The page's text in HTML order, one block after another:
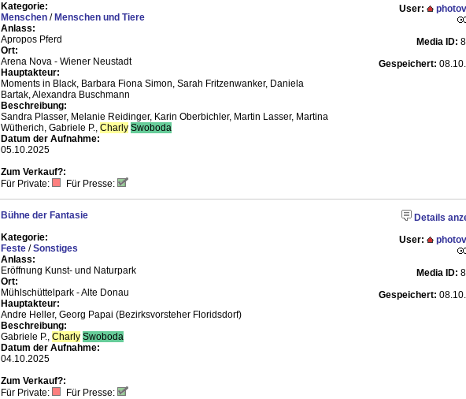
Kategorie:
Menschen / Menschen und Tiere
Anlass:
Apropos Pferd
Ort:
Arena Nova - Wiener Neustadt
Hauptakteur:
Moments in Black, Barbara Fiona Simon, Sarah Fritzenwanker, Daniela
Bartak, Alexandra Buschmann
Beschreibung:
Sandra Plasser, Melanie Reidinger, Karin Oberbichler, Martin Lasser, Martina
Wütherich, Gabriele P., Charly Swoboda
Datum der Aufnahme:
05.10.2025
Zum Verkauf?:
Für Private:
Für Presse:
User:
Media ID:
Gespeichert:
Bühne der Fantasie
Kategorie:
Feste /Sonstiges
Anlass:
Eröffnung Kunst- und Naturpark
Ort:
Mühlschüttelpark - Alte Donau
Hauptakteur:
Andre Heller, Georg Papai (Bezirksvorsteher Floridsdorf)
Beschreibung:
Gabriele P., Charly Swoboda
Datum der Aufnahme:
04.10.2025
Zum Verkauf?:
Für Private:
Für Presse:
Details
User:
Media ID:
Gespeichert: